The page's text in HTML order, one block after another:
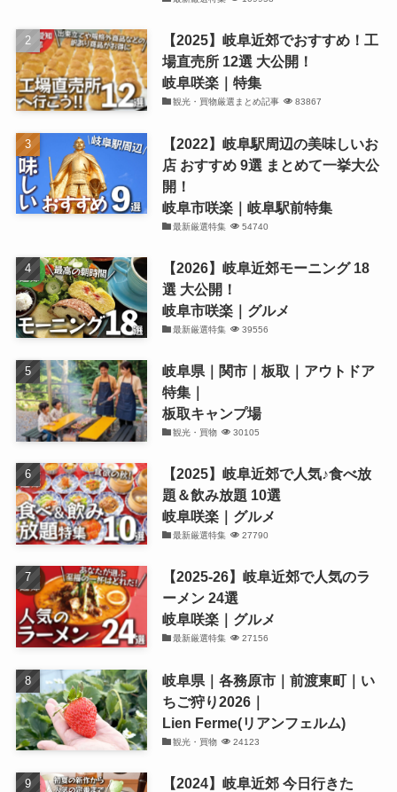
【2025】岐阜近郊でおすすめ！工
場直売所 12選 大公開！
岐阜咲楽｜特集
観光・買物厳選まとめ記事 83867
【2022】岐阜駅周辺の美味しいお
店 おすすめ 9選 まとめて一挙大公
開！
岐阜市咲楽｜岐阜駅前特集
最新厳選特集 54740
【2026】岐阜近郊モーニング 18
選 大公開！
岐阜市咲楽｜グルメ
最新厳選特集 39556
岐阜県｜関市｜板取｜アウトドア
特集｜
板取キャンプ場
観光・買物 30105
【2025】岐阜近郊で人気♪食べ放
題＆飲み放題 10選
岐阜咲楽｜グルメ
最新厳選特集 27790
【2025-26】岐阜近郊で人気のラ
ーメン 24選
岐阜咲楽｜グルメ
最新厳選特集 27156
岐阜県｜各務原市｜前渡東町｜い
ちご狩り2026｜
Lien Ferme(リアンフェルム)
観光・買物 24123
【2024】岐阜近郊 今日行きた